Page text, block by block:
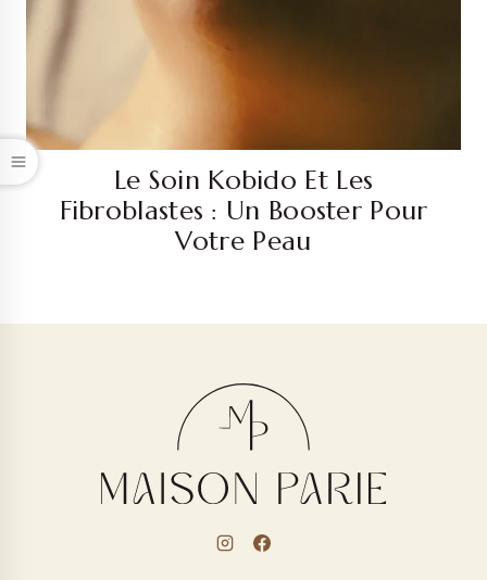
Le Soin Kobido Et Les
Fibroblastes : Un Booster Pour
Votre Peau